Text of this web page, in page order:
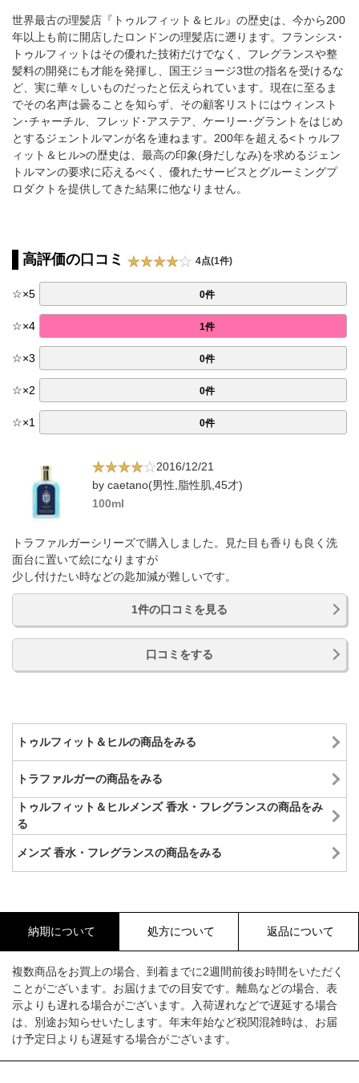
世界最古の理髪店『トゥルフィット＆ヒル』の歴史は、今から200
年以上も前に開店したロンドンの理髪店に遡ります。フランシス･
トゥルフィットはその優れた技術だけでなく、フレグランスや整
髪料の開発にも才能を発揮し、国王ジョージ3世の指名を受けるな
ど、実に華々しいものだったと伝えられています。現在に至るま
でその名声は曇ることを知らず、その顧客リストにはウィンスト
ン･チャーチル、フレッド･アステア、ケーリー･グラントをはじめ
とするジェントルマンが名を連ねます。200年を超える<トゥルフ
ィット＆ヒル>の歴史は、最高の印象(身だしなみ)を求めるジェン
トルマンの要求に応えるべく、優れたサービスとグルーミングプ
ロダクトを提供してきた結果に他なりません。
高評価の口コミ 4点(1件)
☆×5 0件
☆×4 1件
☆×3 0件
☆×2 0件
☆×1 0件
2016/12/21
by caetano(男性,脂性肌,45才)
100ml
トラファルガーシリーズで購入しました。見た目も香りも良く洗
面台に置いて絵になりますが
少し付けたい時などの匙加減が難しいです。
1件の口コミを見る
口コミをする
トゥルフィット＆ヒルの商品をみる
トラファルガーの商品をみる
トゥルフィット＆ヒルメンズ 香水・フレグランスの商品をみ
る
メンズ 香水・フレグランスの商品をみる
納期について 処方について 返品について
複数商品をお買上の場合、到着までに2週間前後お時間をいただく
ことがございます。お届けまでの目安です。離島などの場合、表
示よりも遅れる場合がございます。入荷遅れなどで遅延する場合
は、別途お知らせいたします。年末年始など税関混雑時は、お届
け予定日よりも遅延する場合がございます。